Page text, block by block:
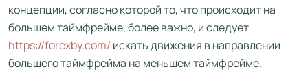
концепции, согласно которой то, что происходит на
большем таймфрейме, более важно, и следует
https://forexby.com/ искать движения в направлении
большего таймфрейма на меньшем таймфрейме.